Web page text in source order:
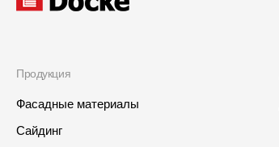
Продукция
Фасадные материалы
Сайдинг